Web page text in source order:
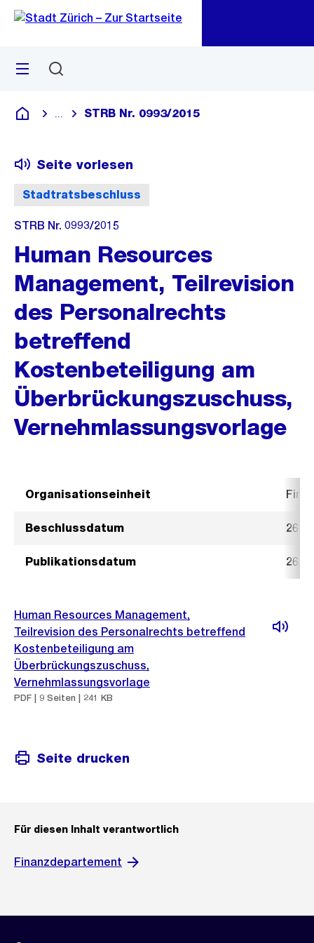
Navigation
Sprunglink
Menü
Deutsch
Blende alle Breadcrumbs ein
STRB Nr. 0993/2015
Stadtratsbeschluss
Seite vorlesen
STRB Nr. 0993/2015
Human Resources
Management, Teilrevision
des Personalrechts
betreffend
Kostenbeteiligung am
Überbrückungszuschuss,
Vernehmlassungsvorlage
Organisationseinheit
Beschlussdatum 26.
Publikationsdatum 26.
Human Resources Management,
Teilrevision des Personalrechts betreffend
Kostenbeteiligung am
Überbrückungszuschuss,
Vernehmlassungsvorlage
PDF | 9 Seiten | 241 KB
Seite drucken
Für diesen Inhalt verantwortlich
Finanzdepartement